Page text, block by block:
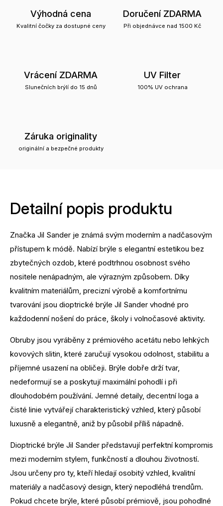
Výhodná cena
Kvalitní čočky za dostupné ceny
Doručení ZDARMA
Při objednávce nad 1500 Kč
Vrácení ZDARMA
Slunečních brýlí do 15 dnů
UV Filter
100% UV ochrana
Záruka originality
originální a bezpečné produkty
Detailní popis produktu
Značka Jil Sander je známá svým moderním a nadčasovým
přístupem k módě. Nabízí brýle s elegantní estetikou bez
zbytečných ozdob, které podtrhnou osobnost svého
nositele nenápadným, ale výrazným způsobem. Díky
kvalitním materiálům, precizní výrobě a komfortnímu
tvarování jsou dioptrické brýle Jil Sander vhodné pro
každodenní nošení do práce, školy i volnočasové aktivity.
Obruby jsou vyráběny z prémiového acetátu nebo lehkých
kovových slitin, které zaručují vysokou odolnost, stabilitu a
příjemné usazení na obličeji. Brýle dobře drží tvar,
nedeformují se a poskytují maximální pohodlí i při
dlouhodobém používání. Jemné detaily, decentní loga a
čisté linie vytvářejí charakteristický vzhled, který působí
luxusně a elegantně, aniž by působil příliš nápadně.
Dioptrické brýle Jil Sander představují perfektní kompromis
mezi moderním stylem, funkčností a dlouhou životností.
Jsou určeny pro ty, kteří hledají osobitý vzhled, kvalitní
materiály a nadčasový design, který nepodléhá trendům.
Pokud chcete brýle, které působí prémiově, jsou pohodlné